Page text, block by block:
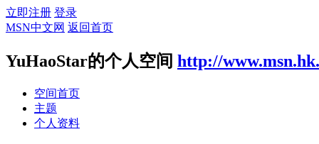
立即注册 登录
MSN中文网 返回首页
YuHaoStar的个人空间 http://
空间首页
主题
个人资料